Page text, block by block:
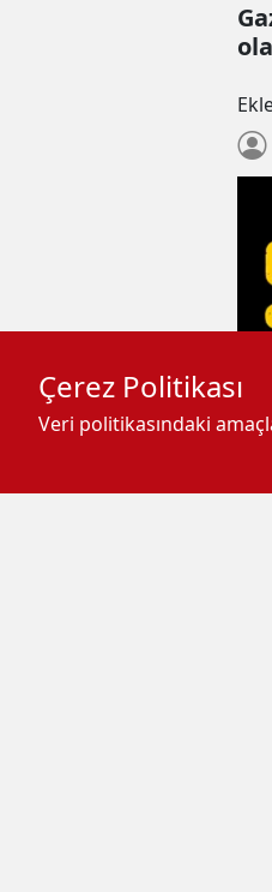
Çerez Politikası
Veri politikasındaki